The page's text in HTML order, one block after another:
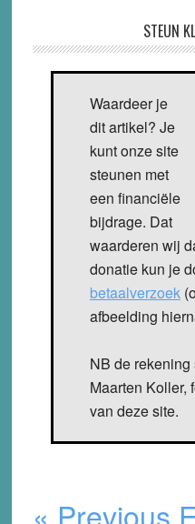
STEUN
Waardeer je
dit artikel? Je
kunt onze site
steunen met
een financiële
bijdrage. Dat
waarderen wij
donatie kun je
betaalverzoek
afbeelding
NB de
Maarten Koller,
van deze site.
« Previous